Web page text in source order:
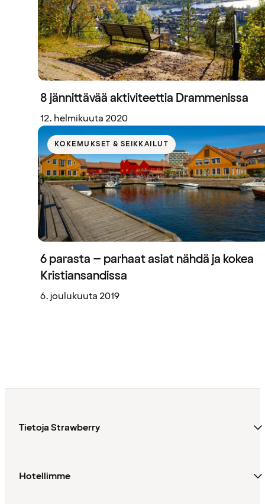
8 jännittävää aktiviteettia Drammenissa
12. helmikuuta 2020
KOKEMUKSET & SEIKKAILUT
6 parasta – parhaat asiat nähdä ja kokea
Kristiansandissa
6. joulukuuta 2019
Tietoja Strawberry
Hotellimme